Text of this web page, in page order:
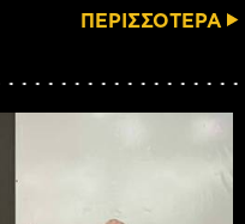
ΠΕΡΙΣΣΟΤΕΡΑ